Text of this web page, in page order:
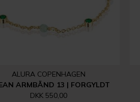
ALURA COPENHAGEN
ARMBÅND 13 | FORGYLDT
DKK 550,00